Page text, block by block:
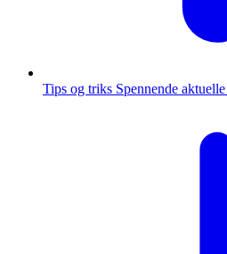
Tips og triks Spennende